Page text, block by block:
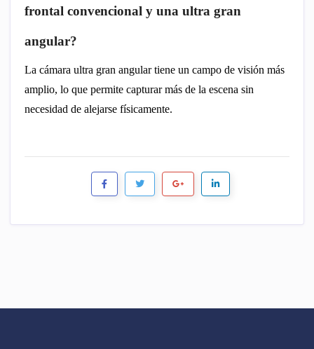
frontal convencional y una ultra gran
angular?
La cámara ultra gran angular tiene un campo de visión más
amplio, lo que permite capturar más de la escena sin
necesidad de alejarse físicamente.